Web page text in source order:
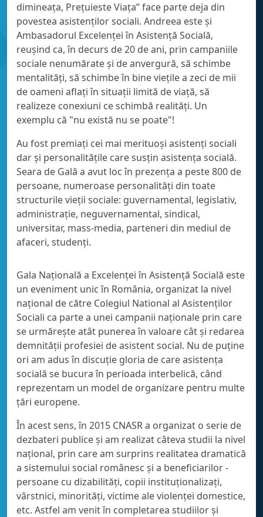
dimineața, Prețuieste Viața” face parte deja din
povestea asistenților sociali. Andreea este și
Ambasadorul Excelenței în Asistență Socială,
reușind ca, în decurs de 20 de ani, prin campaniile
sociale nenumărate și de anvergură, să schimbe
mentalități, să schimbe în bine viețile a zeci de mii
de oameni aflați în situații limită de viață, să
realizeze conexiuni ce schimbă realități. Un
exemplu că "nu există nu se poate"!
Au fost premiați cei mai merituoși asistenți sociali
dar și personalitățile care susțin asistența socială.
Seara de Gală a avut loc în prezența a peste 800 de
persoane, numeroase personalități din toate
structurile vieții sociale: guvernamental, legislativ,
administrație, neguvernamental, sindical,
universitar, mass-media, parteneri din mediul de
afaceri, studenți.
Gala Națională a Excelenței în Asistență Socială este
un eveniment unic în România, organizat la nivel
național de către Colegiul National al Asistenților
Sociali ca parte a unei campanii naționale prin care
se urmărește atât punerea în valoare cât și redarea
demnității profesiei de asistent social. Nu de puține
ori am adus în discuție gloria de care asistența
socială se bucura în perioada interbelică, când
reprezentam un model de organizare pentru multe
țări europene.
În acest sens, în 2015 CNASR a organizat o serie de
dezbateri publice și am realizat câteva studii la nivel
național, prin care am surprins realitatea dramatică
a sistemului social românesc și a beneficiarilor -
persoane cu dizabilități, copii instituționalizați,
vârstnici, minorități, victime ale violenței domestice,
etc. Astfel am venit în completarea studiilor și